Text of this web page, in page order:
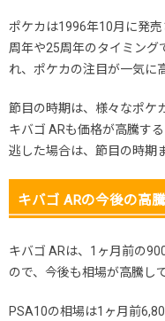
ポケカは1996年10月に発
周年や25周年のタイミング
れ、ポケカの注目が一気に
節目の時期は、様々なポケ
キバゴ ARも価格が高騰す
逃した場合は、節目の時期
キバゴ ARの今後の高
キバゴ ARは、1ヶ月前の
ので、今後も相場が高騰し
PSA10の相場は1ヶ月前